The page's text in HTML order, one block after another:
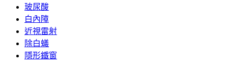
玻尿酸
白內障
近視雷射
除白蟻
隱形鐵窗